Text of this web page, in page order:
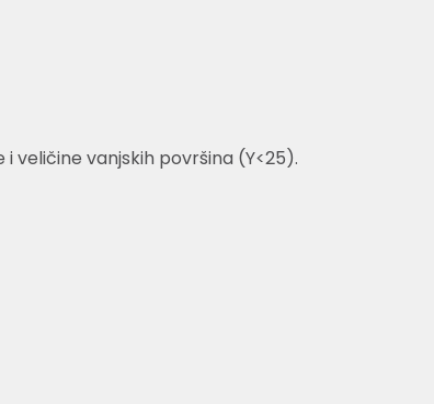
veličine vanjskih površina (Y<25).